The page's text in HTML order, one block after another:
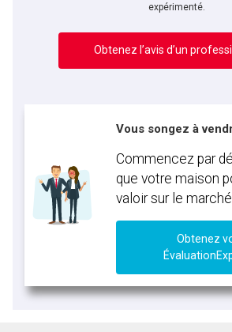
expérimenté.
Obtenez l’avis d’un
Vous songez à
Commencez par
que votre maison
valoir sur le
Obtenez